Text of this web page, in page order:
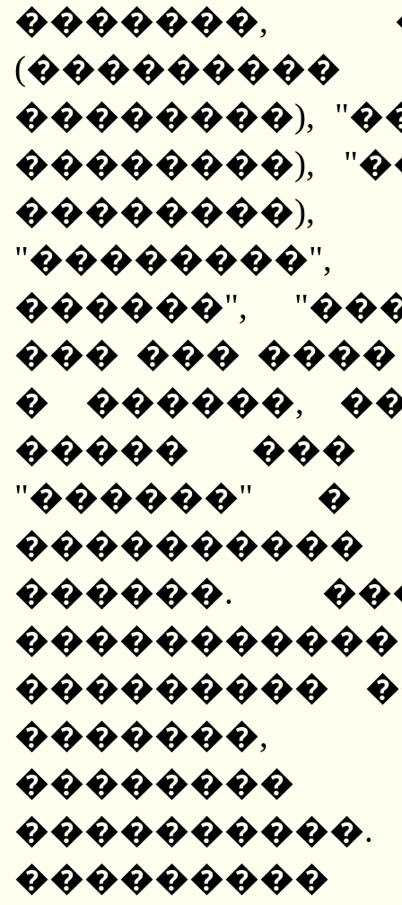
�������,
��������),
��������),
������",
��� ���
� ������,
����� ���
"������" �
������.
���������
�������,
���������